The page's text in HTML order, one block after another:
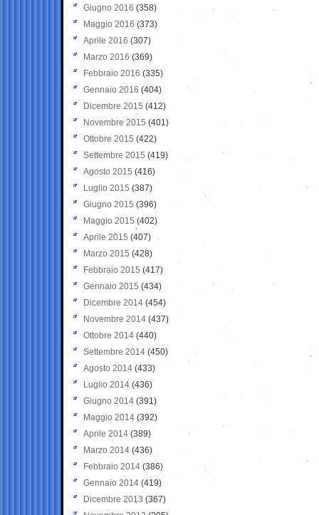
Giugno 2016 (358)
Maggio 2016 (373)
Aprile 2016 (307)
Marzo 2016 (369)
Febbraio 2016 (335)
Gennaio 2016 (404)
Dicembre 2015 (412)
Novembre 2015 (401)
Ottobre 2015 (422)
Settembre 2015 (419)
Agosto 2015 (416)
Luglio 2015 (387)
Giugno 2015 (396)
Maggio 2015 (402)
Aprile 2015 (407)
Marzo 2015 (428)
Febbraio 2015 (417)
Gennaio 2015 (434)
Dicembre 2014 (454)
Novembre 2014 (437)
Ottobre 2014 (440)
Settembre 2014 (450)
Agosto 2014 (433)
Luglio 2014 (436)
Giugno 2014 (391)
Maggio 2014 (392)
Aprile 2014 (389)
Marzo 2014 (436)
Febbraio 2014 (386)
Gennaio 2014 (419)
Dicembre 2013 (367)